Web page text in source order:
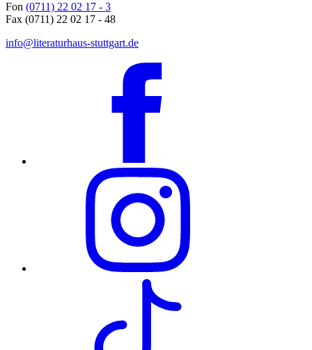
Fon (0711) 22 02 17 - 3
Fax (0711) 22 02 17 - 48
info@literaturhaus-stuttgart.de